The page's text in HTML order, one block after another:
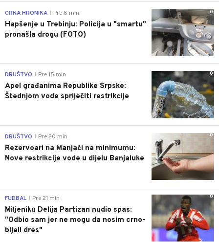
0
CRNA HRONIKA Pre 8 min
Hapšenje u Trebinju: Policija u "smartu"
pronašla drogu (FOTO)
0
DRUŠTVO Pre 15 min
Apel građanima Republike Srpske:
Štednjom vode spriječiti restrikcije
0
DRUŠTVO Pre 20 min
Rezervoari na Manjači na minimumu:
Nove restrikcije vode u dijelu Banjaluke
0
FUDBAL Pre 21 min
Miljeniku Delija Partizan nudio spas:
"Odbio sam jer ne mogu da nosim crno-
bijeli dres"